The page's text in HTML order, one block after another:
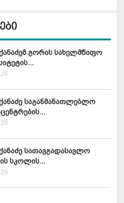
გორის სახელმწიფო
საგანმანათლებლო
სათავგადასავლო
სკოლის...